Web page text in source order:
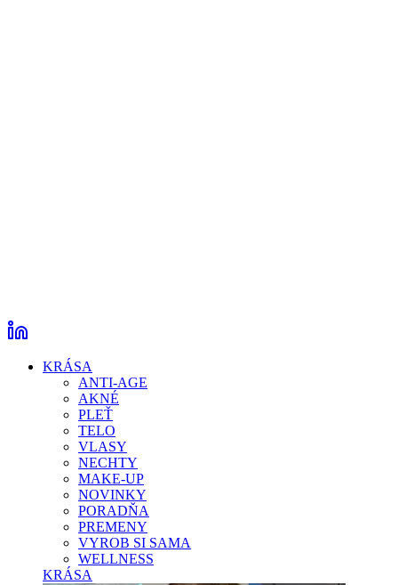
KRÁSA
ANTI-AGE
AKNÉ
PLEŤ
TELO
VLASY
NECHTY
MAKE-UP
NOVINKY
PORADŇA
PREMENY
VYROB SI SAMA
WELLNESS
KRÁSA